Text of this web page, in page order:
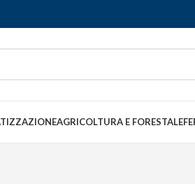
AGRICOLTURA E FORESTALE